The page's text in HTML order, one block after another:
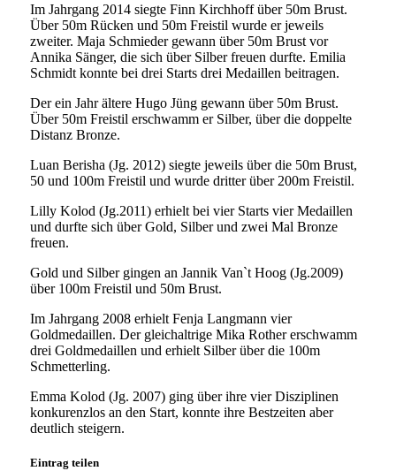
Im Jahrgang 2014 siegte Finn Kirchhoff über 50m Brust.
Über 50m Rücken und 50m Freistil wurde er jeweils
zweiter. Maja Schmieder gewann über 50m Brust vor
Annika Sänger, die sich über Silber freuen durfte. Emilia
Schmidt konnte bei drei Starts drei Medaillen beitragen.
Der ein Jahr ältere Hugo Jüng gewann über 50m Brust.
Über 50m Freistil erschwamm er Silber, über die doppelte
Distanz Bronze.
Luan Berisha (Jg. 2012) siegte jeweils über die 50m Brust,
50 und 100m Freistil und wurde dritter über 200m Freistil.
Lilly Kolod (Jg.2011) erhielt bei vier Starts vier Medaillen
und durfte sich über Gold, Silber und zwei Mal Bronze
freuen.
Gold und Silber gingen an Jannik Van`t Hoog (Jg.2009)
über 100m Freistil und 50m Brust.
Im Jahrgang 2008 erhielt Fenja Langmann vier
Goldmedaillen. Der gleichaltrige Mika Rother erschwamm
drei Goldmedaillen und erhielt Silber über die 100m
Schmetterling.
Emma Kolod (Jg. 2007) ging über ihre vier Disziplinen
konkurenzlos an den Start, konnte ihre Bestzeiten aber
deutlich steigern.
Eintrag teilen